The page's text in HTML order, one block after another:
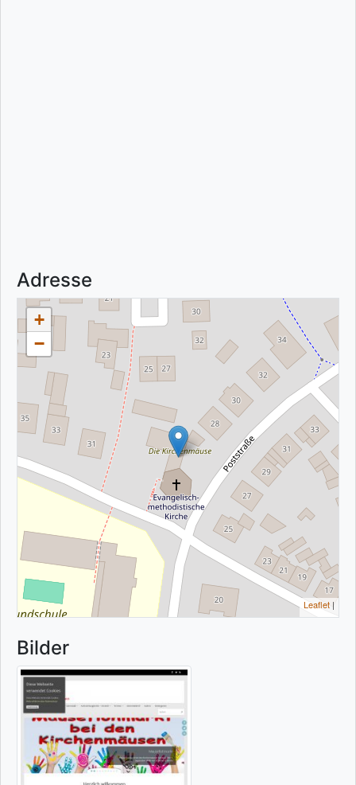
Adresse
+
−
Leaflet |
Bilder